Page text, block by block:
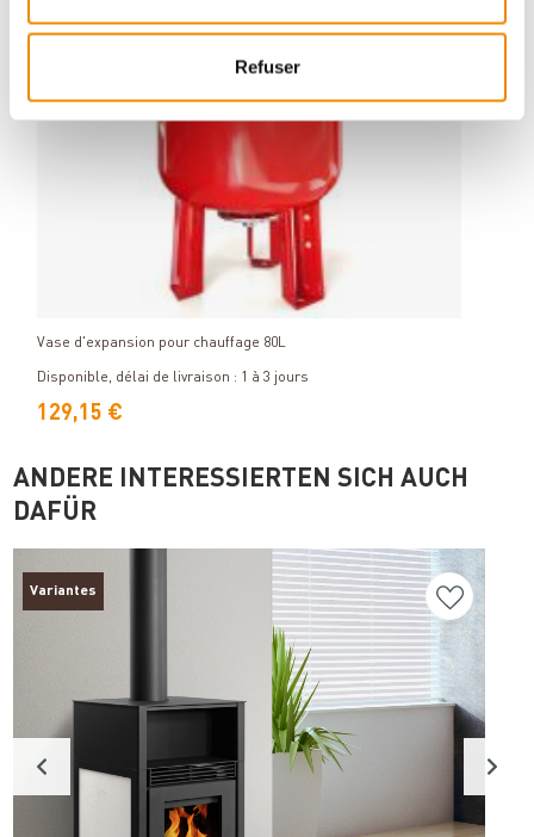
Refuser
Vase d'expansion pour chauffage 80L
Disponible, délai de livraison : 1 à 3 jours
129,15 €
ANDERE INTERESSIERTEN SICH AUCH
DAFÜR
Variantes